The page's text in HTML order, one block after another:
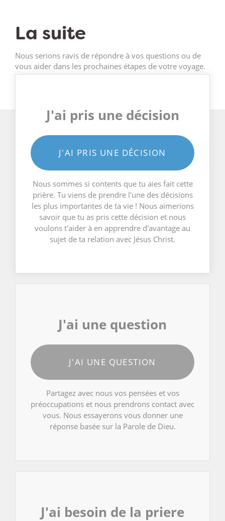
La suite
Nous serions ravis de répondre à vos questions ou de
vous aider dans les prochaines étapes de votre voyage.
J'ai pris une décision
J'AI PRIS UNE DÉCISION
Nous sommes si contents que tu aies fait cette
prière. Tu viens de prendre l'une des décisions
les plus importantes de ta vie ! Nous aimerions
savoir que tu as pris cette décision et nous
voulons t'aider à en apprendre d'avantage au
sujet de ta relation avec Jésus Christ.
J'ai une question
J'AI UNE QUESTION
Partagez avec nous vos pensées et vos
préoccupations et nous prendrons contact avec
vous. Nous essayerons vous donner une
réponse basée sur la Parole de Dieu.
J'ai besoin de la priere